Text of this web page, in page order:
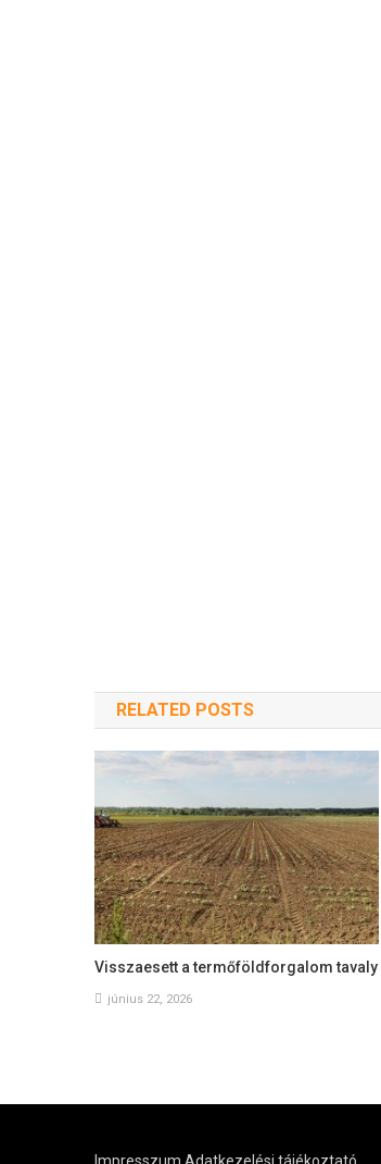
RELATED POSTS
Visszaesett a termőföldforgalom tavaly
június 22, 2026
Impresszum Adatkezelési tájékoztató